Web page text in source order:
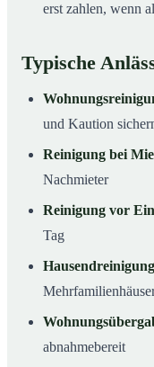
erst zahlen, wenn
Typische
und Kaution
Reinigung bei
Nachmieter
Reinigung vor
Tag
abnahmebereit